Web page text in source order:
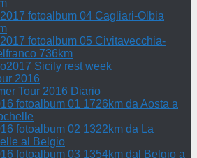
fotoalbum 04 Cagliari-Olbia
fotoalbum 05 Civitavecchia-
736km
Sicily rest week
2016
Tour 2016 Diario
fotoalbum 01 1726km da Aosta a
fotoalbum 02 1322km da La
al Belgio
fotoalbum 03 1354km dal Belgio a